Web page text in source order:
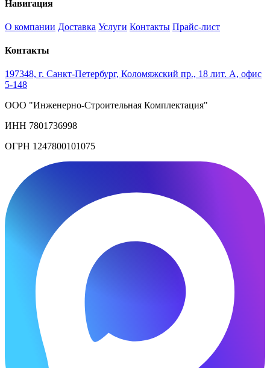
Навигация
О компании Доставка Услуги Контакты Прайс-лист
Контакты
197348, г. Санкт-Петербург, Коломяжский пр., 18 лит. А, офис
5-148
ООО "Инженерно-Строительная Комплектация"
ИНН 7801736998
ОГРН 1247800101075